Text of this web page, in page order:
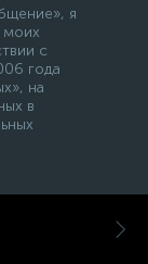
я
моих
с
года
на
в